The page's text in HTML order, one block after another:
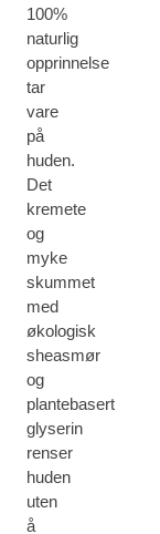
100%
naturlig
opprinnelse
tar
vare
på
huden.
Det
kremete
og
myke
skummet
med
økologisk
sheasmør
og
plantebasert
glyserin
renser
huden
uten
å